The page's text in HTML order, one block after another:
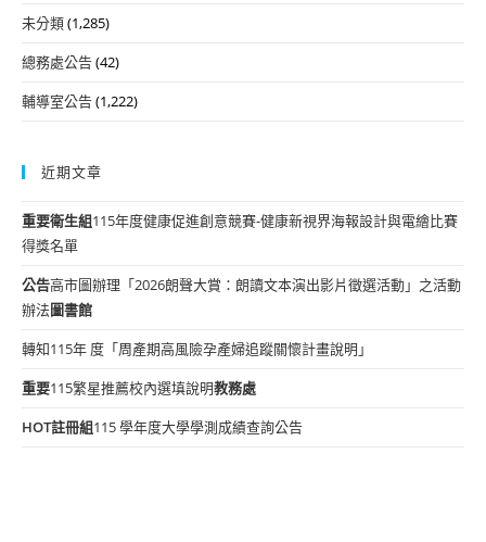
未分類(1,285)
總務處公告(42)
輔導室公告(1,222)
近期文章
重要衛生組115年度健康促進創意競賽-健康新視界海報設計與電繪比賽
得獎名單
公告高市圖辦理「2026朗聲大賞：朗讀文本演出影片徵選活動」之活動
辦法圖書館
轉知115年 度「周產期高風險孕產婦追蹤關懷計畫說明」
重要115繁星推薦校內選填說明教務處
HOT註冊組115 學年度大學學測成績查詢公告